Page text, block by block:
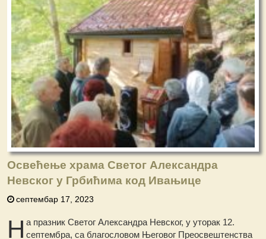
Oсвећење храма Светог Александра
Невског у Грбићима код Ивањице
септембар 17, 2023
Н а празник Светог Александра Невског, у уторак 12.
септембра, са благословом Његовог Преосвештенства